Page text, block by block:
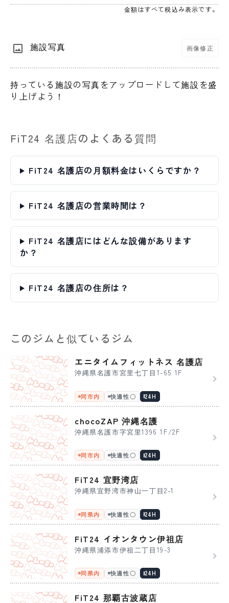
金額はすべて税込み表示です。
施設写真 画像修正
持っている施設の写真をアップロードして施設を盛
り上げよう！
FiT24 名護店のよくある質問
FiT24 名護店の月額料金はいくらですか？
FiT24 名護店の営業時間は？
FiT24 名護店にはどんな設備があります
か？
FiT24 名護店の住所は？
このジムと似ているジム
エニタイムフィットネス 名護店
沖縄県名護市宮里七丁目1-65 1F
同市内 快適性〇 24H
chocoZAP 沖縄名護
沖縄県名護市字宮里1396 1F/2F
同市内 快適性〇 24H
FiT24 宜野湾店
沖縄県宜野湾市神山一丁目2-1
同県内 快適性〇 24H
FiT24 イオンタウン伊祖店
沖縄県浦添市伊祖二丁目19-3
同県内 快適性〇 24H
FiT24 那覇古波蔵店